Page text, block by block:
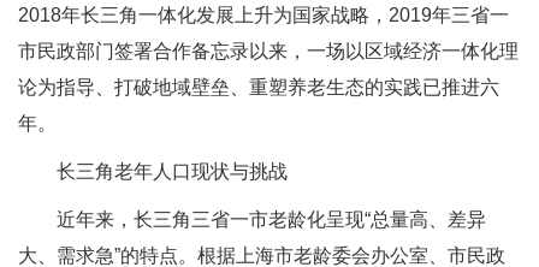
2018年长三角一体化发展上升为国家战略，2019年三省一
市民政部门签署合作备忘录以来，一场以区域经济一体化理
论为指导、打破地域壁垒、重塑养老生态的实践已推进六
年。
长三角老年人口现状与挑战
近年来，长三角三省一市老龄化呈现“总量高、差异
大、需求急”的特点。根据上海市老龄委会办公室、市民政